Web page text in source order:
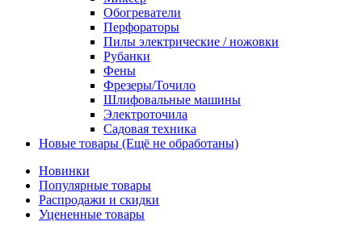
Обогреватели
Перфораторы
Пилы электрические / ножовки
Рубанки
Фены
Фрезеры/Точило
Шлифовальные машины
Электроточила
Садовая техника
Новые товары (Ещё не обработаны)
Новинки
Популярные товары
Распродажи и скидки
Уцененные товары